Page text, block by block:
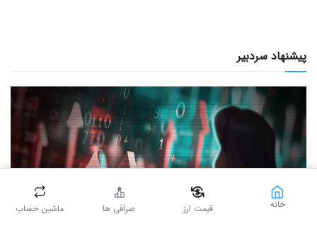
پیشنهاد سردبیر
وال‌استریت فقط برای آمریکایی‌ها نیست؛ قبل از خرید اپل،
انویدیا یا S&P 500 این راهنما را بخوانید
خانه قیمت ارز صرافی ها ماشین حساب